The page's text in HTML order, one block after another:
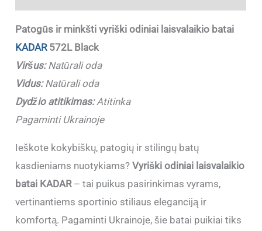
Patogūs ir minkšti vyriški odiniai laisvalaikio batai
KADAR572L Black
Viršus:Natūrali oda
Vidus:Natūrali oda
Dydžio atitikimas:Atitinka
Pagaminti Ukrainoje
Ieškote kokybiškų, patogių ir stilingų batų
kasdieniams nuotykiams?Vyriški odiniai laisvalaikio
batai KADAR– tai puikus pasirinkimas vyrams,
vertinantiems sportinio stiliaus eleganciją ir
komfortą. Pagaminti Ukrainoje, šie batai puikiai tiks